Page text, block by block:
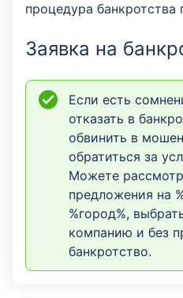
процедура банкротства
Заявка на
Если есть
отказать в
обвинить в
обратиться за
Можете
предложения на
%город%,
компанию и без
банкротство.